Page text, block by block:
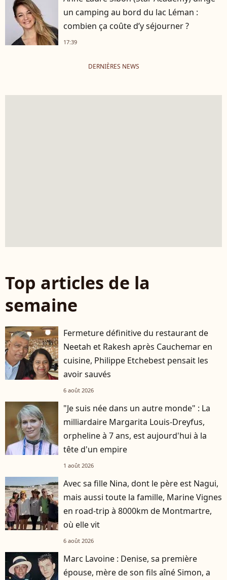
un camping au bord du lac Léman :
combien ça coûte d’y séjourner ?
17:39
DERNIÈRES NEWS
Top articles de la
semaine
Fermeture définitive du restaurant de
Neetah et Rakesh après Cauchemar en
cuisine, Philippe Etchebest pensait les
avoir sauvés
6 août 2026
"Je suis née dans un autre monde" : La
milliardaire Margarita Louis-Dreyfus,
orpheline à 7 ans, est aujourd'hui à la
tête d'un empire
1 août 2026
Avec sa fille Nina, dont le père est Nagui,
mais aussi toute la famille, Marine Vignes
en road-trip à 8000km de Montmartre,
où elle vit
6 août 2026
Marc Lavoine : Denise, sa première
épouse, mère de son fils aîné Simon, a